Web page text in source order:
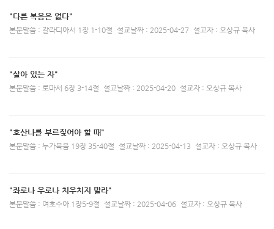
"다른 복음은 없다"
본문말씀 : 갈라디아서 1장 1-10절 설교날짜 : 2025-04-27 설교자 : 오상규 목사
"살아 있는 자"
본문말씀 : 로마서 6장 3-14절 설교날짜 : 2025-04-20 설교자 : 오상규 목사
"호산나를 부르짖어야 할 때"
본문말씀 : 누가복음 19장 35-40절 설교날짜 : 2025-04-13 설교자 : 오상규 목사
"좌로나 우로나 치우치지 말라"
본문말씀 : 여호수아 1장5-9절 설교날짜 : 2025-04-06 설교자 : 오상규 목사